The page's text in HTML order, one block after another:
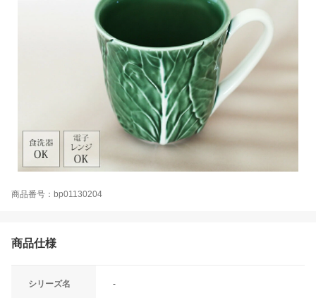
商品番号：bp01130204
商品仕様
シリーズ名 -